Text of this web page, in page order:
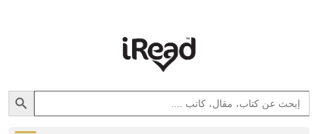
Search
for:
Search Button